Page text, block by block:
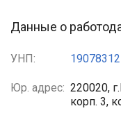
Данные о
УНП:
Юр. адрес: 220020,
корп. 3,